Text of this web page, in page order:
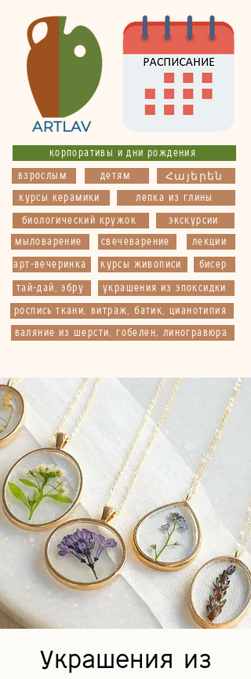
корпоративы и дни рождения
детям
взрослым Հայերեն
украшения из эпоксидки
мыловарение свечеварение
арт-вечеринка бисер
тай-дай, эбру
экскурсии
лепка из глины
роспись ткани, витраж, батик, цианотипия
курсы живописи
лекции
биологический кружок
курсы керамики
валяние из шерсти, гобелен, линогравюра
Украшения из